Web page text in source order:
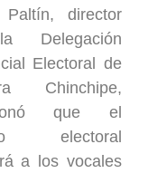
Paltín, director
Delegación
Electoral de
Chinchipe,
que el
electoral
a los vocales